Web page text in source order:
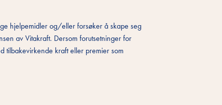
hjelpemidler og/eller forsøker å skape seg
av Vitakraft. Dersom forutsetninger for
tilbakevirkende kraft eller premier som